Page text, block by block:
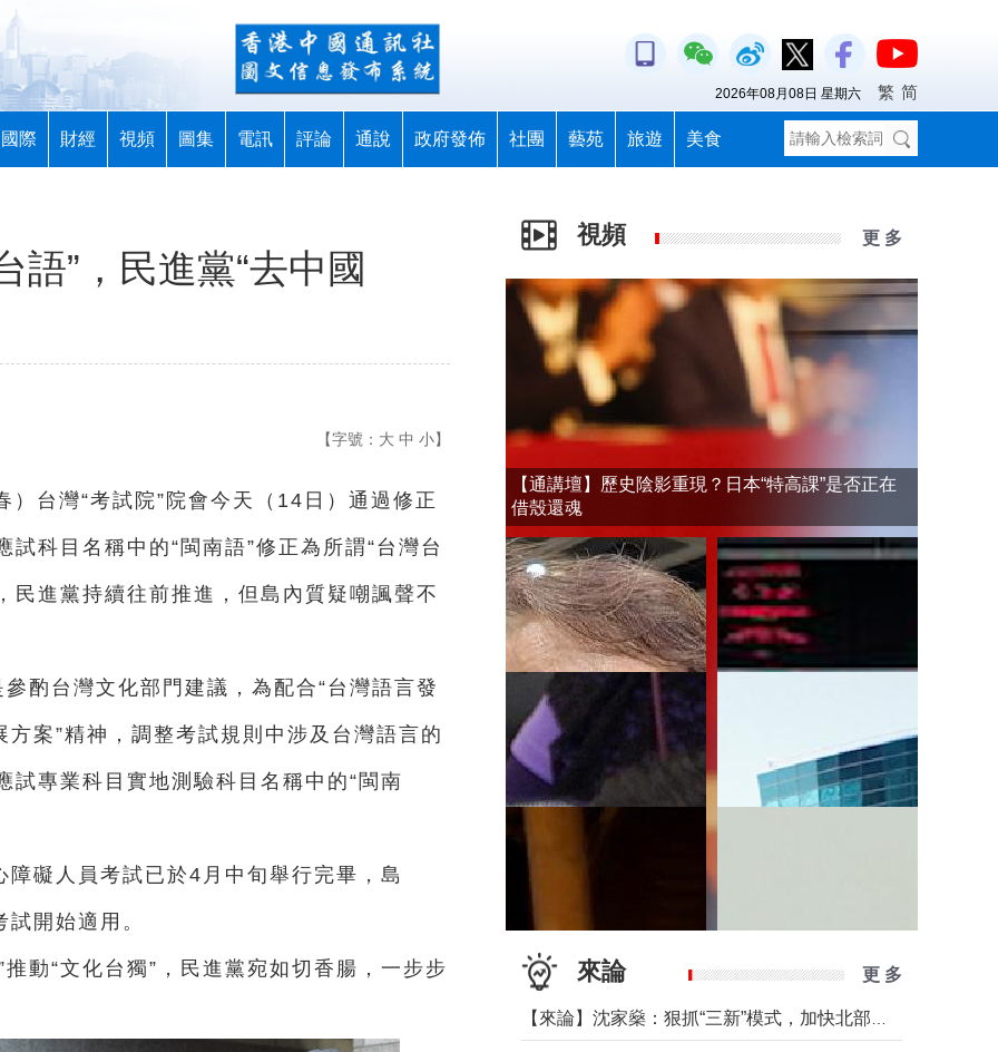
國際 財經 視頻 圖集 電訊 評論 通說 政府發佈 社團 藝苑 旅遊 美食
2026年08月08日 星期六 繁 简
語”，民進黨“去中國
【字號： 大 中 小】
台灣“考試院”院會今天（14日）通過修正
科目名稱中的“閩南語”修正為所謂“台灣台
民進黨持續往前推進，但島內質疑嘲諷聲不
酌台灣文化部門建議，為配合“台灣語言發
案”精神，調整考試規則中涉及台灣語言的
試專業科目實地測驗科目名稱中的“閩南
礙人員考試已於4月中旬舉行完畢，島
開始適用。
動“文化台獨”，民進黨宛如切香腸，一步步
視頻 更 多
【通講壇】歷史陰影重現？日本“特高課”是否正在
借殼還魂
來論 更 多